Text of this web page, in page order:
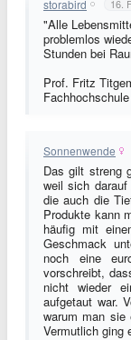
storabird 16.
"Alle
problemlos
Stunden bei
Prof. Fritz
Sonnenwende
Das gilt streng
weil sich darauf
die auch die
Produkte kann
häufig mit
Geschmack
noch eine
vorschreibt,
nicht wieder
aufgetaut war.
warum man sie
Vermutlich ging